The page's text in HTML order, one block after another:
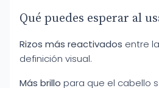
Qué puedes esperar al
Rizos más reactivados entre
definición visual.
Más brillo para que el cabello